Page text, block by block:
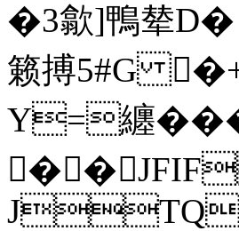
�3歙]鴨辇D�
籁搏5#G �+
Y=纏